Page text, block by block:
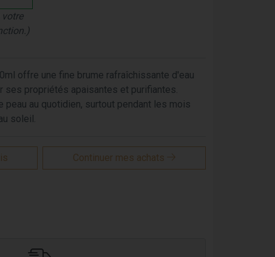
offre une fine brume rafraîchissante d'eau
ses propriétés apaisantes et purifiantes.
au quotidien, surtout pendant les mois
soleil.
Continuer mes achats